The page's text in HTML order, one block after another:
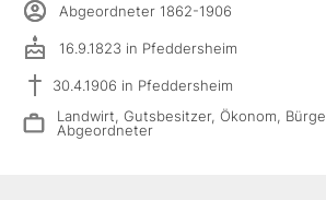
Abgeordneter 1862-1906
16.9.1823 in Pfeddersheim
30.4.1906 in Pfeddersheim
Landwirt, Gutsbesitzer, Ökonom,
Abgeordneter